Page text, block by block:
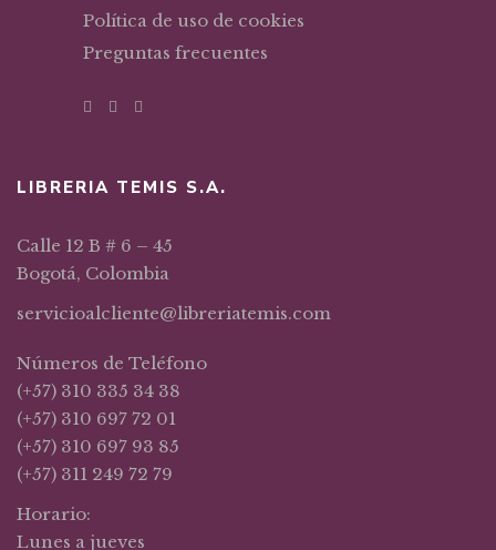
Política de uso de cookies
Preguntas frecuentes
LIBRERIA TEMIS S.A.
Calle 12 B # 6 – 45
Bogotá, Colombia
servicioalcliente@libreriatemis.com
Números de Teléfono
(+57) 310 335 34 38
(+57) 310 697 72 01
(+57) 310 697 93 85
(+57) 311 249 72 79
Horario:
Lunes a jueves